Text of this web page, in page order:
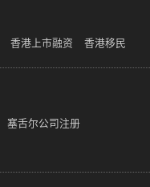
香港上市融资 香港移民
塞舌尔公司注册